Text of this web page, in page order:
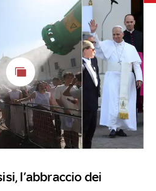
l’abbraccio dei